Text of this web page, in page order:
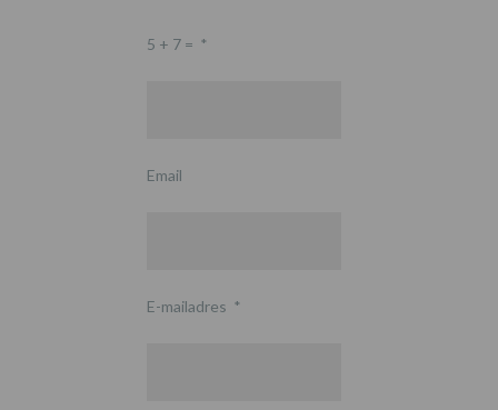
5 + 7 = *
Email
E-mailadres *